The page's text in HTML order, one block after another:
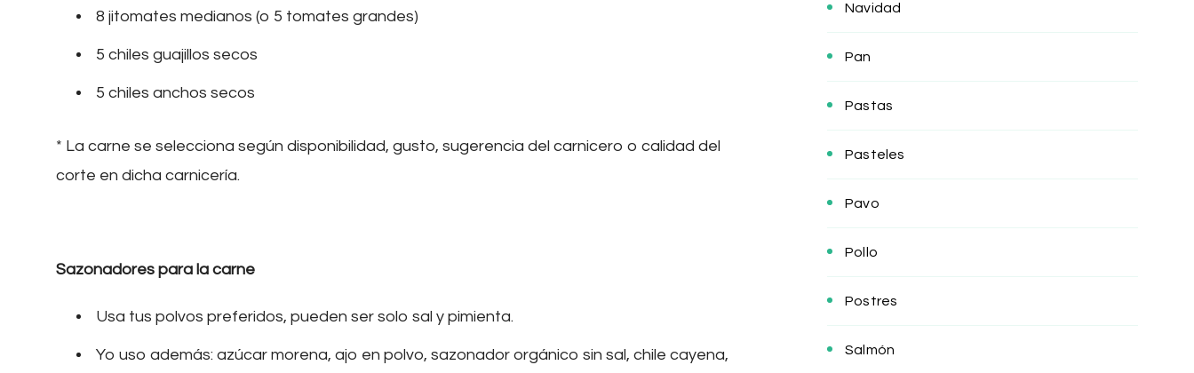
8 jitomates medianos (o 5 tomates grandes)
5 chiles guajillos secos
5 chiles anchos secos
* La carne se selecciona según disponibilidad, gusto, sugerencia del carnicero o calidad del
corte en dicha carnicería.
Sazonadores para la carne
Usa tus polvos preferidos, pueden ser solo sal y pimienta.
Yo uso además: azúcar morena, ajo en polvo, sazonador orgánico sin sal, chile cayena,
Navidad
Pan
Pastas
Pasteles
Pavo
Pollo
Postres
Salmón